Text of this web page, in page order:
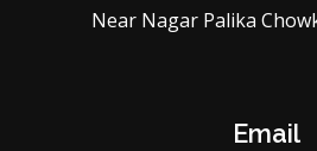
Near Nagar Palika
Email